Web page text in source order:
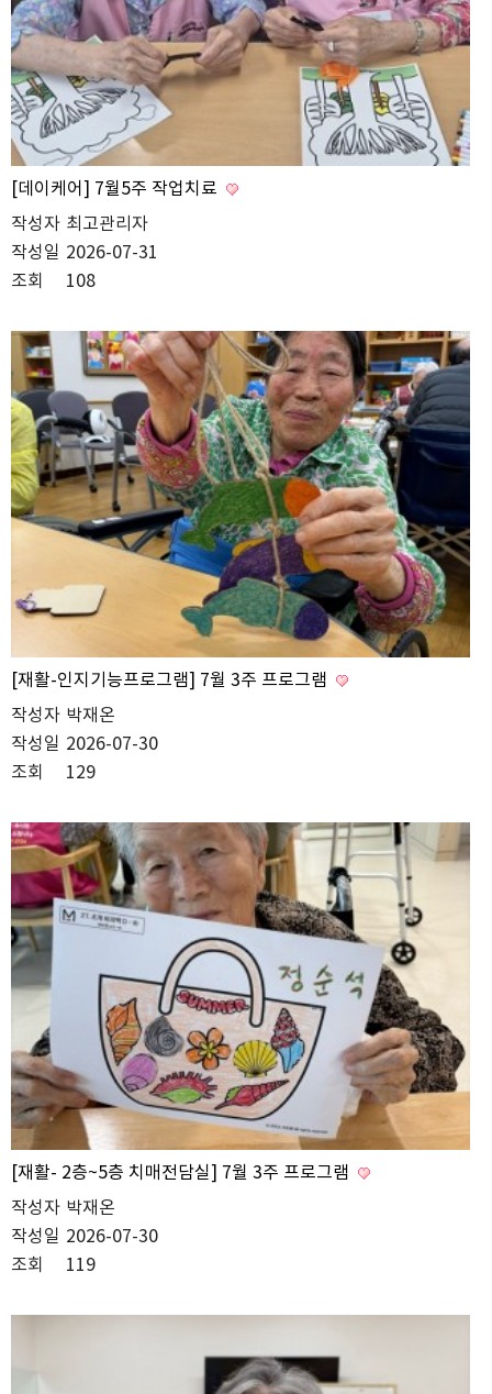
[데이케어] 7월5주 작업치료
작성자 최고관리자
작성일 2026-07-31
조회
108
[재활-인지기능프로그램] 7월 3주 프로그램
작성자 박재온
작성일 2026-07-30
조회
129
[재활- 2층~5층 치매전담실] 7월 3주 프로그램
작성자 박재온
작성일 2026-07-30
조회
119